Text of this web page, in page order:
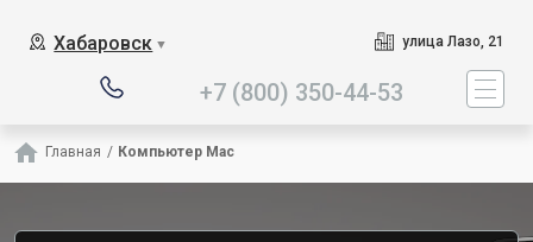
Хабаровск ▼ улица Лазо, 21
+7 (800) 350-44-53
Главная / Компьютер Mac